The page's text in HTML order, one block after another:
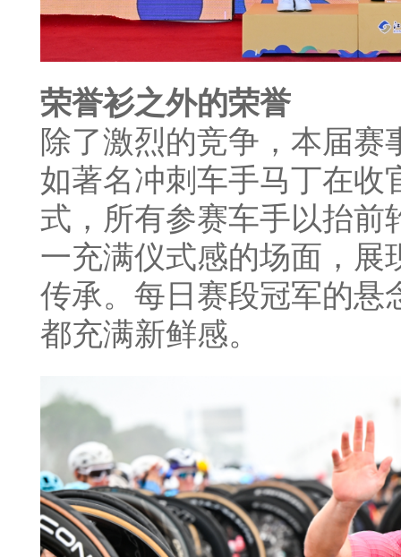
荣誉衫之外的荣誉
除了激烈的竞争，本届
如著名冲刺车手马丁在收
式，所有参赛车手以抬前
一充满仪式感的场面，展
传承。每日赛段冠军的悬
都充满新鲜感。